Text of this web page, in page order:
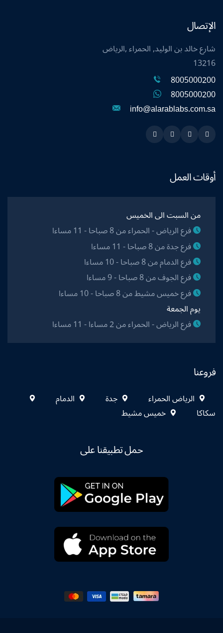
الإتصال
شارع خالد بن الوليد, الحمراء ,الرياض
13216
8005000200
8005000200
info@alarablabs.com.sa
Snapchat
Twitter
Linkedin
Instagram
أوقات العمل
من السبت الى الخميس
فرع الرياض - الحمراء من 8 صباحا - 11 مساءا
فرع جدة من 8 صباحا - 11 مساءا
فرع الدمام من 8 صباحا - 10 مساءا
فرع الجوف من 8 صباحا - 9 مساءا
فرع خميس مشيط من 8 صباحا - 10 مساءا
يوم الجمعة
فرع الرياض - الحمراء من 2 مساءا - 11 مساءا
فروعنا
الرياض الحمراء جدة
الدمام
سكاكا
خميس مشيط
حمل تطبيقنا على